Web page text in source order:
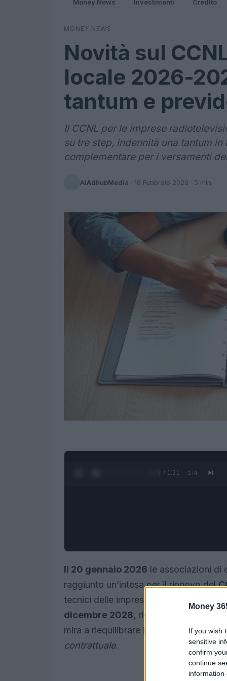
Money
If you wish
sensitive
confirm
continue
information
Money News Investimenti Credito
MONEY NEWS
Novità sul
locale 2026-
tantum e
Il CCNL per le imprese
su tre step, indennità una tantum
complementare per i versamenti
AiAdhubMedia · 18 Febbraio 2026 · 5 min
0:05 / 1:21 1 /4
Il 20 gennaio 2026 le associazioni di
raggiunto un’intesa per il rinnovo del
tecnici delle imprese radiotelevisive
dicembre 2028, riguarda le imprese
mira a riequilibrare i trattamenti
contrattuale.